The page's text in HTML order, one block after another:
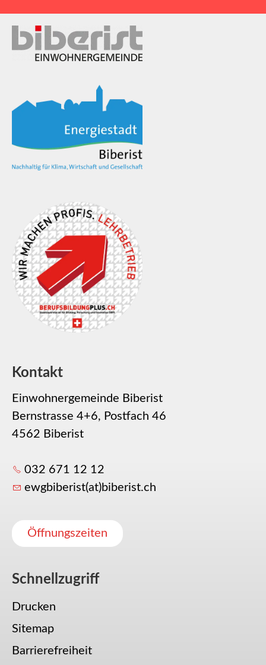
Kontakt
Einwohnergemeinde Biberist
Bernstrasse 4+6, Postfach 46
4562 Biberist
032 671 12 12
ewgbiberist(at)biberist.ch
Öffnungszeiten
Schnellzugriff
Drucken
Sitemap
Barrierefreiheit